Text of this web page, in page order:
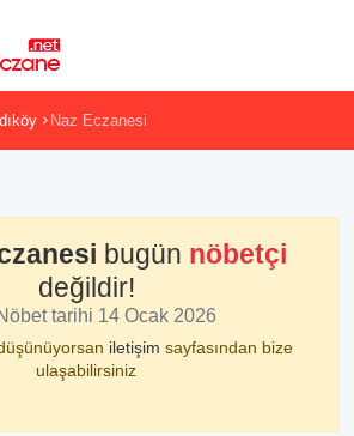
Naz Eczanesi
bugün nöbetçi
değildir!
tarihi 14 Ocak 2026
iletişim sayfasından bize
ulaşabilirsiniz